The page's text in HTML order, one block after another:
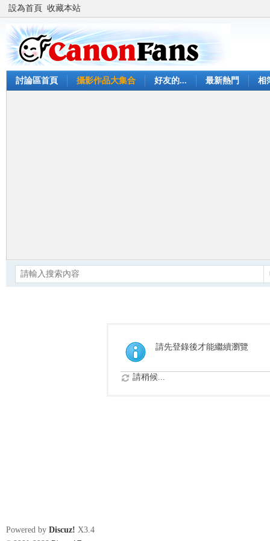
設為首頁 收藏本站
討論區首頁 攝影作品大集合 好友的... 最新熱門 相
請先登錄後才能繼續瀏覽
請稍候...
Powered by Discuz! X3.4